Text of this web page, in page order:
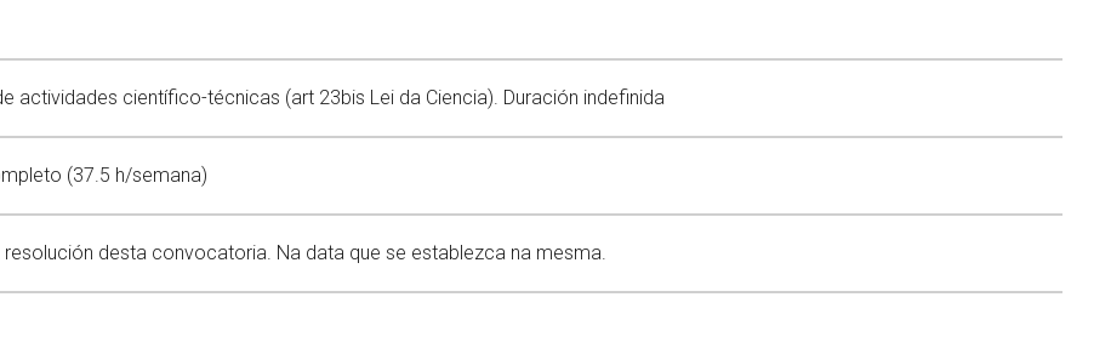
actividades científico-técnicas (art 23bis Lei da Ciencia). Duración indefinida
(37.5 h/semana)
resolución desta convocatoria. Na data que se establezca na mesma.